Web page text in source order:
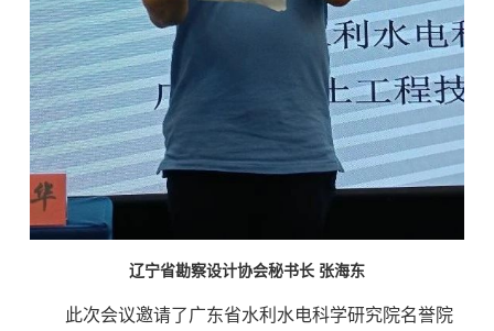
辽宁省勘察设计协会秘书长 张海东
此次会议邀请了广东省水利水电科学研究院名誉院